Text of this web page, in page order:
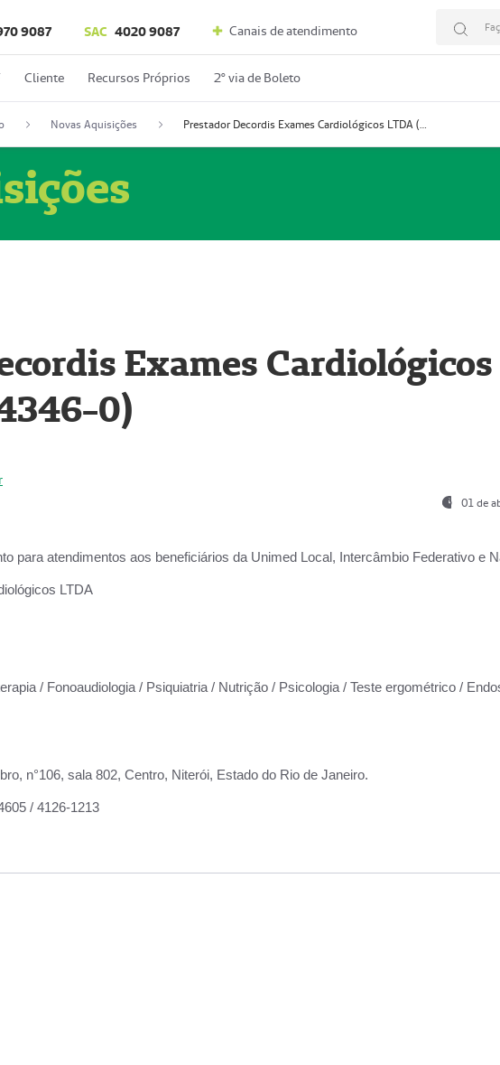
9087 SAC 4020 9087 Canais de atendimento
Cliente Recursos Próprios 2º via de Boleto
Novas Aquisições Prestador Decordis Exames Cardiológicos LTDA (51004346-0)
Exames Cardiológicos
0)
01 de
para atendimentos aos beneficiários da Unimed Local, Intercâmbio Federativo e
LTDA
/ Fonoaudiologia / Psiquiatria / Nutrição / Psicologia / Teste ergométrico /
n°106, sala 802, Centro, Niterói, Estado do Rio de Janeiro.
/ 4126-1213